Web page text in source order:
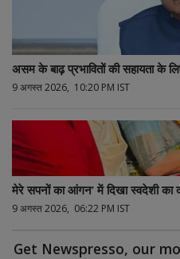
असम के बाढ़ प्रभावितों की सहायता के
9 अगस्त 2026, 10:20 PM IST
मेरे सपनों का आंगन’ में दिखा स्वदेशी का
9 अगस्त 2026, 06:22 PM IST
Get Newspresso, our